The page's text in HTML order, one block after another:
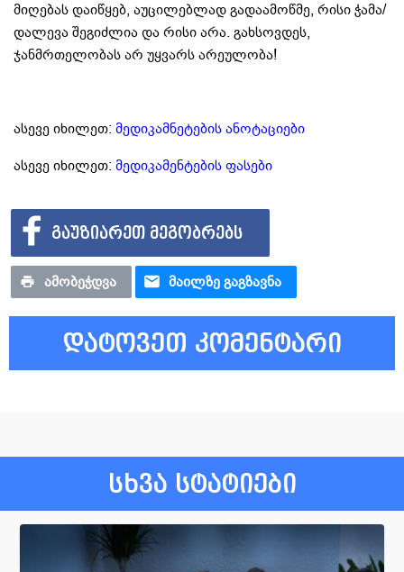
მიღებას დაიწყებ, აუცილებლად გადაამოწმე, რისი ჭამა/
დალევა შეგიძლია და რისი არა. გახსოვდეს,
ჯანმრთელობას არ უყვარს არეულობა!
ასევე იხილეთ: მედიკამნეტების ანოტაციები
ასევე იხილეთ: მედიკამენტების ფასები
ᲒᲐᲣᲖᲘᲐᲠᲔᲗ ᲛᲔᲒᲝᲑᲠᲔᲑᲡ
ᲐᲛᲝᲑᲔᲭᲓᲕᲐ ᲛᲐᲘᲚᲖᲔ ᲒᲐᲒᲖᲐᲕᲜᲐ
დატოვეთ კომენტარი
სხვა სტატიები